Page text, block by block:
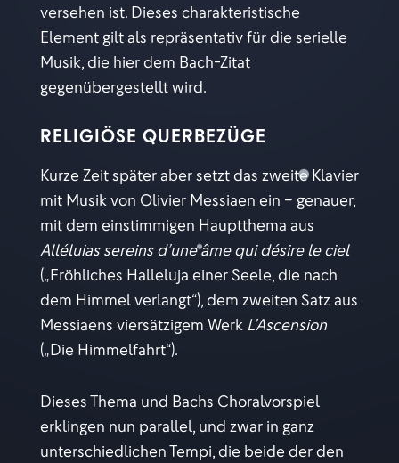
versehen ist. Dieses charakteristische
Element gilt als repräsentativ für die serielle
Musik, die hier dem Bach-Zitat
gegenübergestellt wird.
RELIGIÖSE QUERBEZÜGE
Kurze Zeit später aber setzt das zweite Klavier
mit Musik von Olivier Messiaen ein – genauer,
mit dem einstimmigen Hauptthema aus
Alléluias sereins d’une âme qui désire le ciel
(„Fröhliches Halleluja einer Seele, die nach
dem Himmel verlangt“), dem zweiten Satz aus
Messiaens viersätzigem Werk L’Ascension
(„Die Himmelfahrt“).
Dieses Thema und Bachs Choralvorspiel
erklingen nun parallel, und zwar in ganz
unterschiedlichen Tempi, die beide der den